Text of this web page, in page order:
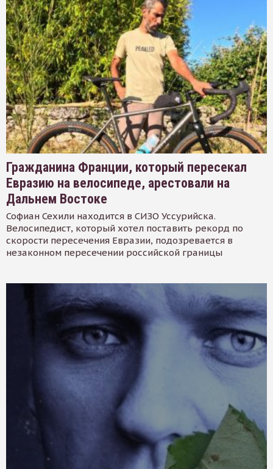
Гражданина Франции, который пересекал
Евразию на велосипеде, арестовали на
Дальнем Востоке
Софиан Сехили находится в СИЗО Уссурийска.
Велосипедист, который хотел поставить рекорд по
скорости пересечения Евразии, подозревается в
незаконном пересечении российской границы